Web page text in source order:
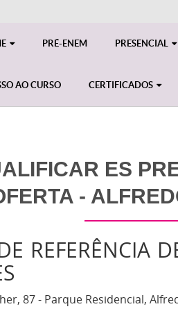
PRÉ-ENEM PRESENCIAL
AO CURSO CERTIFICADOS
ES
-
REFERÊNCIA
87 - Parque Residencial,